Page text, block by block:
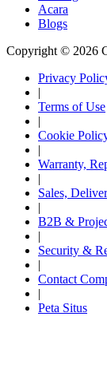
Acara
Blogs
Copyright © 2026
Privacy
|
Terms of Use
|
Cookie
|
Warranty,
|
Sales,
|
B2B &
|
Security &
|
Contact
|
Peta Situs